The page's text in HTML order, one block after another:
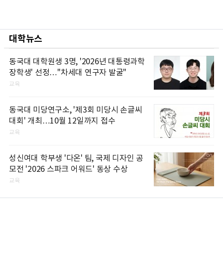
대학뉴스
동국대 대학원생 3명, '2026년 대통령과학
장학생' 선정…"차세대 연구자 발굴"
교육
동국대 미당연구소, '제3회 미당시 손글씨
대회' 개최…10월 12일까지 접수
교육
성신여대 학부생 '다온' 팀, 국제 디자인 공
모전 '2026 스파크 어워드' 동상 수상
교육